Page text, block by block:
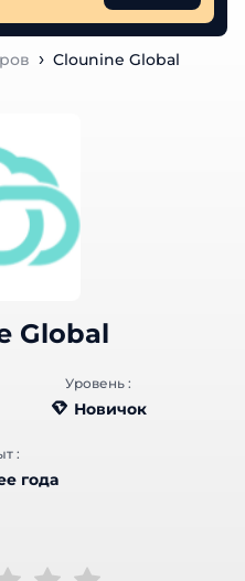
Clounine Global
Global
Уровень :
Новичок
:
года